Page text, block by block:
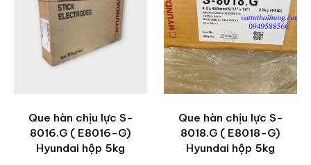
Que hàn chịu lực S-
8016.G ( E8016-G)
Hyundai hộp 5kg
Que hàn chịu lực S-
8018.G ( E8018-G)
Hyundai hộp 5kg